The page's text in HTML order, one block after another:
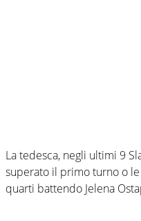
La tedesca, negli ultimi 9
superato il primo turno o
quarti battendo Jelena